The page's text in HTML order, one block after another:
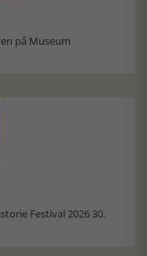
på Museum
Festival 2026 30.